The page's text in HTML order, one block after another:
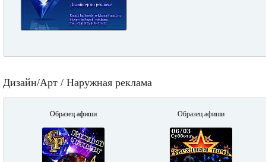
Дизайн/Арт / Наружная реклама
Образец афиши Образец афиши